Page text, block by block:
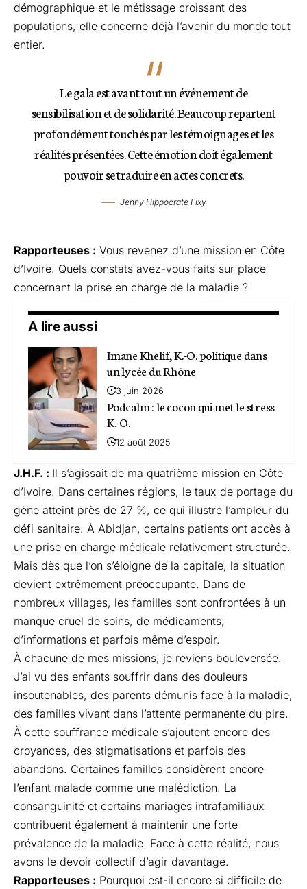
démographique et le métissage croissant des
populations, elle concerne déjà l’avenir du monde tout
entier.
Le gala est avant tout un événement de
sensibilisation et de solidarité. Beaucoup repartent
profondément touchés par les témoignages et les
réalités présentées. Cette émotion doit également
pouvoir se traduire en actes concrets.
Jenny Hippocrate Fixy
Rapporteuses : Vous revenez d’une mission en Côte
d’Ivoire. Quels constats avez-vous faits sur place
concernant la prise en charge de la maladie ?
A lire aussi
Imane Khelif, K.-O. politique dans
un lycée du Rhône
3 juin 2026
Podcalm : le cocon qui met le stress
K.-O.
12 août 2025
J.H.F. : Il s’agissait de ma quatrième mission en Côte
d’Ivoire. Dans certaines régions, le taux de portage du
gène atteint près de 27 %, ce qui illustre l’ampleur du
défi sanitaire. À Abidjan, certains patients ont accès à
une prise en charge médicale relativement structurée.
Mais dès que l’on s’éloigne de la capitale, la situation
devient extrêmement préoccupante. Dans de
nombreux villages, les familles sont confrontées à un
manque cruel de soins, de médicaments,
d’informations et parfois même d’espoir.
À chacune de mes missions, je reviens bouleversée.
J’ai vu des enfants souffrir dans des douleurs
insoutenables, des parents démunis face à la maladie,
des familles vivant dans l’attente permanente du pire.
À cette souffrance médicale s’ajoutent encore des
croyances, des stigmatisations et parfois des
abandons. Certaines familles considèrent encore
l’enfant malade comme une malédiction. La
consanguinité et certains mariages intrafamiliaux
contribuent également à maintenir une forte
prévalence de la maladie. Face à cette réalité, nous
avons le devoir collectif d’agir davantage.
Rapporteuses : Pourquoi est-il encore si difficile de